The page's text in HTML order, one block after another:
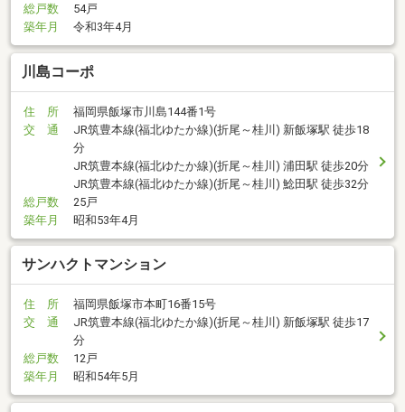
総戸数
54戸
築年月
令和3年4月
川島コーポ
住 所
福岡県飯塚市川島144番1号
交 通
JR筑豊本線(福北ゆたか線)(折尾～桂川) 新飯塚駅 徒歩18
分
JR筑豊本線(福北ゆたか線)(折尾～桂川) 浦田駅 徒歩20分
JR筑豊本線(福北ゆたか線)(折尾～桂川) 鯰田駅 徒歩32分
総戸数
25戸
築年月
昭和53年4月
サンハクトマンション
住 所
福岡県飯塚市本町16番15号
交 通
JR筑豊本線(福北ゆたか線)(折尾～桂川) 新飯塚駅 徒歩17
分
総戸数
12戸
築年月
昭和54年5月